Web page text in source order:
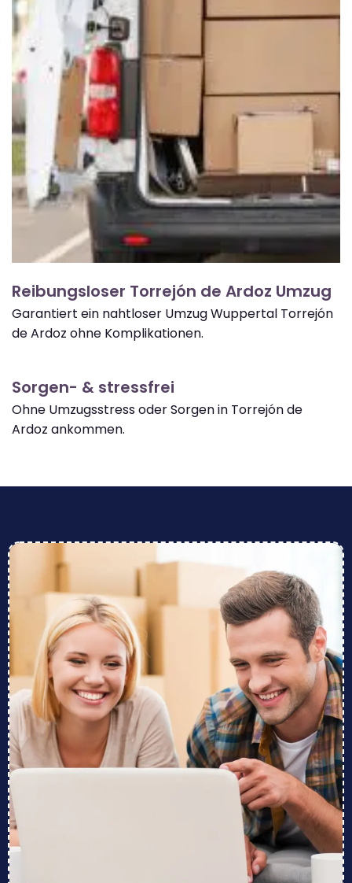
Reibungsloser Torrejón de Ardoz Umzug
Garantiert ein nahtloser Umzug Wuppertal Torrejón
de Ardoz ohne Komplikationen.
Sorgen- & stressfrei
Ohne Umzugsstress oder Sorgen in Torrejón de
Ardoz ankommen.